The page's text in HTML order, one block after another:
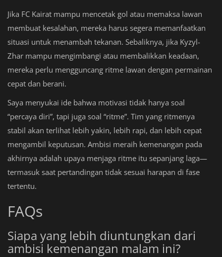
Jika FC Kairat mampu mencetak gol atau memaksa lawan
membuat kesalahan, mereka harus segera memanfaatkan
situasi untuk menambah tekanan. Sebaliknya, jika Kyzyl-
Zhar mampu mengimbangi atau membalikkan keadaan,
mereka perlu mengguncang ritme lawan dengan permainan
cepat dan berani.
Saya menyukai ide bahwa motivasi tidak hanya soal
“percaya diri”, tapi juga soal “ritme”. Tim yang ritmenya
stabil akan terlihat lebih yakin, lebih rapi, dan lebih cepat
mengambil keputusan. Ambisi meraih kemenangan pada
akhirnya adalah upaya menjaga ritme itu sepanjang laga—
termasuk saat pertandingan tidak sesuai harapan di fase
tertentu.
FAQs
Siapa yang lebih diuntungkan dari
ambisi kemenangan malam ini?